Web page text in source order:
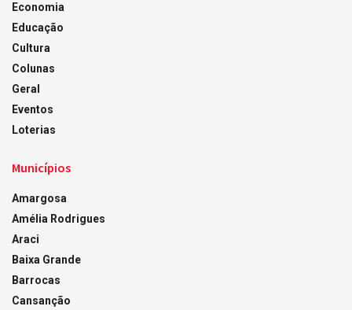
Economia
Educação
Cultura
Colunas
Geral
Eventos
Loterias
Municípios
Amargosa
Amélia Rodrigues
Araci
Baixa Grande
Barrocas
Cansanção